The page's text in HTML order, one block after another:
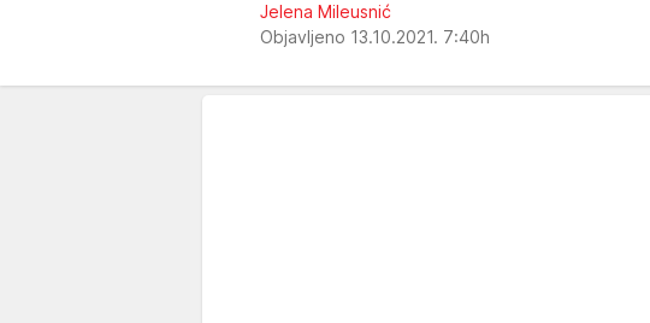
Jelena Mileusnić
Objavljeno 13.10.2021. 7:40h